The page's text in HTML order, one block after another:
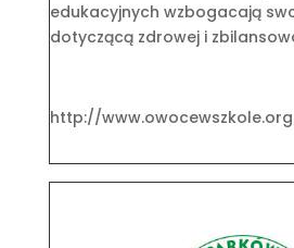
edukacyjnych wzbogacają
dotyczącą zdrowej i
http://